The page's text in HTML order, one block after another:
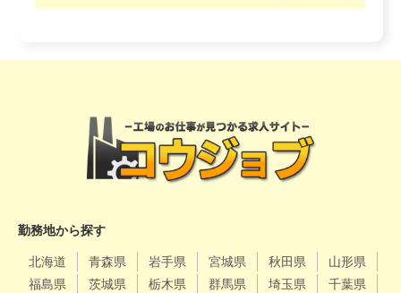
勤務地から探す
北海道 青森県 岩手県 宮城県 秋田県
山形県
福島県
茨城県 栃木県 群馬県 埼玉県
千葉県